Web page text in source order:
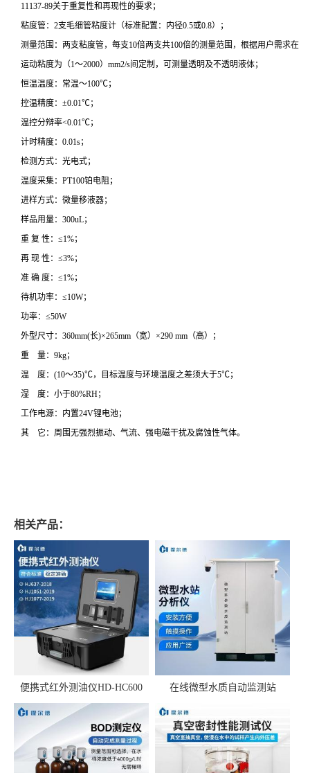
11137-89关于重复性和再现性的要求；
粘度管：2支毛细管粘度计（标准配置：内径0.5或0.8）；
测量范围：两支粘度管，每支10倍两支共100倍的测量范围，根据用户需求在
运动粘度为（1～2000）mm2/s间定制，可测量透明及不透明液体；
恒温温度：常温～100℃；
控温精度：±0.01℃；
温控分辩率<0.01℃；
计时精度：0.01s；
检测方式：光电式；
温度采集：PT100铂电阻；
进样方式：微量移液器；
样品用量：300uL；
重 复 性：≤1%；
再 现 性：≤3%；
准 确 度：≤1%；
待机功率：≤10W；
功率：≤50W
外型尺寸：360mm(长)×265mm（宽）×290 mm（高）；
重 量：9kg；
温 度：(10～35)℃，目标温度与环境温度之差须大于5℃；
湿 度：小于80%RH；
工作电源：内置24V锂电池；
其 它：周围无强烈振动、气流、强电磁干扰及腐蚀性气体。
相关产品：
便携式红外测油仪HD-HC600 在线微型水质自动监测站